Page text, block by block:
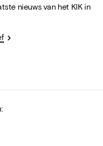
nieuws van het KIK in